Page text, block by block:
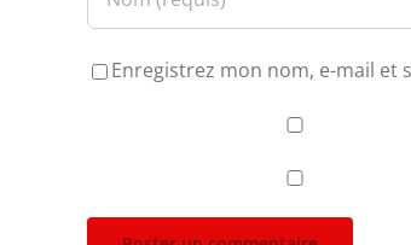
Enregistrez mon nom, e-mail et